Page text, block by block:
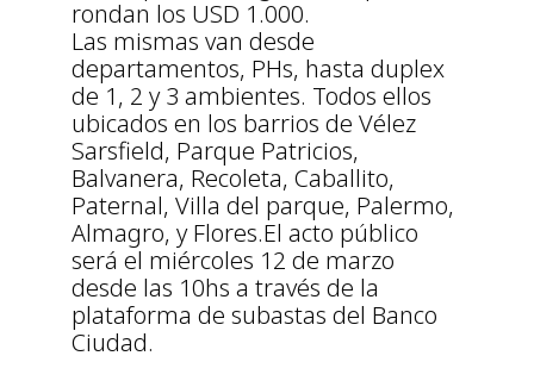
rondan los USD 1.000.
Las mismas van desde
departamentos, PHs, hasta duplex
de 1, 2 y 3 ambientes. Todos ellos
ubicados en los barrios de Vélez
Sarsfield, Parque Patricios,
Balvanera, Recoleta, Caballito,
Paternal, Villa del parque, Palermo,
Almagro, y Flores.El acto público
será el miércoles 12 de marzo
desde las 10hs a través de la
plataforma de subastas del Banco
Ciudad.